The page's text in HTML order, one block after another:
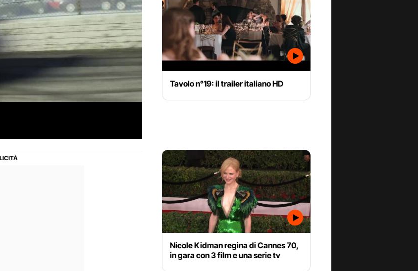
Tavolo n°19: il trailer italiano HD
Nicole Kidman regina di Cannes 70,
in gara con 3 film e una serie tv